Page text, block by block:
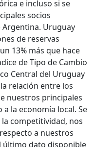
e incluso si se
socios
Argentina. Uruguay
de reservas
13% más que hace
de Tipo de Cambio
Central del Uruguay
relación entre los
nuestros principales
la economía local. Se
competitividad, nos
a nuestros
último dato disponible